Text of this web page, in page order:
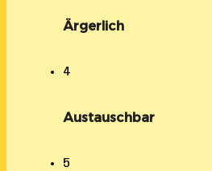
Ärgerlich
4
Austauschbar
5